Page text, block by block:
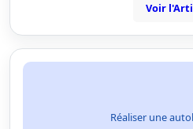
Voir
Réaliser une